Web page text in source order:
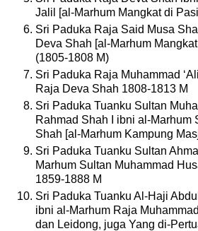
Jalil [al-Marhum Mangkat di
Sri Paduka Raja Said Musa
Deva Shah [al-Marhum
(1805-1808 M)
Sri Paduka Raja Muhammad
Raja Deva Shah 1808-1813 M
Sri Paduka Tuanku Sultan
Rahmad Shah I ibni al-Marhum
Shah [al-Marhum Kampung
Sri Paduka Tuanku Sultan
Marhum Sultan Muhammad
1859-1888 M
Sri Paduka Tuanku Al-Haji
ibni al-Marhum Raja
dan Leidong, juga Yang di-